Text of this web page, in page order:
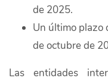
de 2025.
Un último plazo
de octubre de
Las entidades